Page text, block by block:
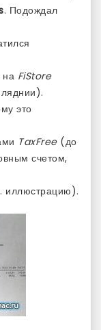
. Подождал
на FiStore
это
TaxFree(до
счетом,
иллюстрацию).